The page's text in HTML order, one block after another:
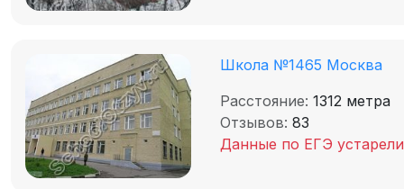
Школа №1465 Москва
Расстояние: 1312 метра
Отзывов: 83
Данные по ЕГЭ устарели